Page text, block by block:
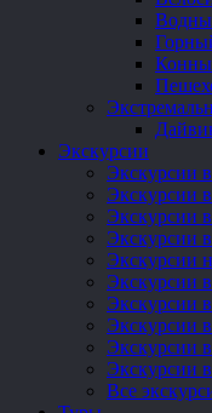
Экскурсии
Экскурсии
Экскурсии
Экскурсии
Экскурсии
Экскурсии
Экскурсии
Экскурсии
Экскурсии
Экскурсии
Экскурсии
Все